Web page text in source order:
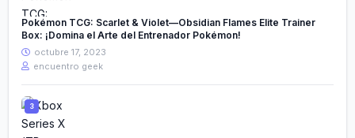
Pokémon TCG: Scarlet & Violet—Obsidian Flames Elite Trainer
Box: ¡Domina el Arte del Entrenador Pokémon!
octubre 17, 2023
encuentro geek